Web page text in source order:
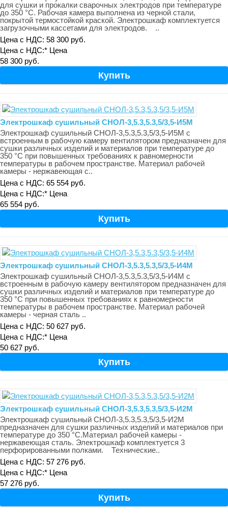
для сушки и прокалки сварочных электродов при температуре
до 350 °С. Рабочая камера выполнена из черной стали,
покрытой термостойкой краской. Электрошкаф комплектуется
загрузочными кассетами для электродов. ..
Цена с НДС: 58 300 руб.
Цена с НДС:* Цена
58 300 руб.
Электрошкаф сушильный СНОЛ-3,5.3,5.3,5/3,5-И5М
Электрошкаф сушильный СНОЛ-3,5.3,5.3,5/3,5-И5М с
встроенным в рабочую камеру вентилятором предназначен для
сушки различных изделий и материалов при температуре до
350 °С при повышенных требованиях к равномерности
температуры в рабочем пространстве. Материал рабочей
камеры - нержавеющая с..
Цена с НДС: 65 554 руб.
Цена с НДС:* Цена
65 554 руб.
Электрошкаф сушильный СНОЛ-3,5.3,5.3,5/3,5-И4М
Электрошкаф сушильный СНОЛ-3,5.3,5.3,5/3,5-И4М с
встроенным в рабочую камеру вентилятором предназначен для
сушки различных изделий и материалов при температуре до
350 °С при повышенных требованиях к равномерности
температуры в рабочем пространстве. Материал рабочей
камеры - черная сталь ..
Цена с НДС: 50 627 руб.
Цена с НДС:* Цена
50 627 руб.
Электрошкаф сушильный СНОЛ-3,5.3,5.3,5/3,5-И2М
Электрошкаф сушильный СНОЛ-3,5.3,5.3,5/3,5-И2М
предназначен для сушки различных изделий и материалов при
температуре до 350 °С.Материал рабочей камеры -
нержавеющая сталь. Электрошкаф комплектуется 3
перфорированными полками. Технические..
Цена с НДС: 57 276 руб.
Цена с НДС:* Цена
57 276 руб.